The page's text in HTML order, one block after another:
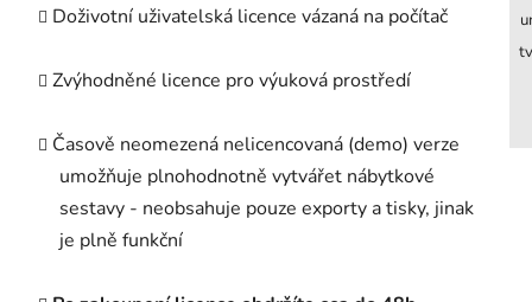
Doživotní uživatelská licence vázaná na počítač
Zvýhodněné licence pro výuková prostředí
Časově neomezená nelicencovaná (demo) verze
umožňuje plnohodnotně vytvářet nábytkové
sestavy - neobsahuje pouze exporty a tisky, jinak
je plně funkční